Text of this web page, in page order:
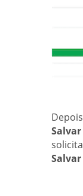
Salvar